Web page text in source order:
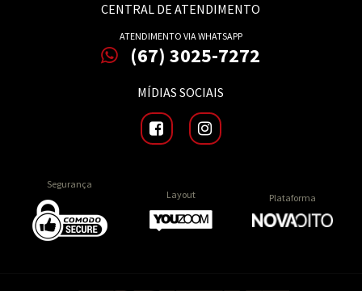
CENTRAL DE ATENDIMENTO
ATENDIMENTO VIA WHATSAPP
(67) 3025-7272
MÍDIAS SOCIAIS
Segurança
Layout
Plataforma